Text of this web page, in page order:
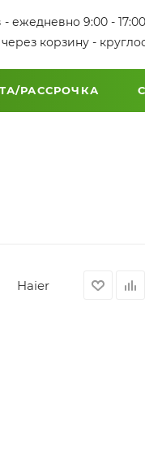
ежедневно 9:00 - 17:00
корзину -
РАССРОЧКА
Haier